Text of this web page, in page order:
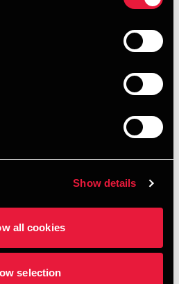
Show details
all cookies
selection
for borgere med
Frederikshavn, Hjørring,
Struer, Skive og Norddjurs.
Svendborg.
Guldborgsund,
og Odsherred.
på Baagø, Egholm, Endelave,